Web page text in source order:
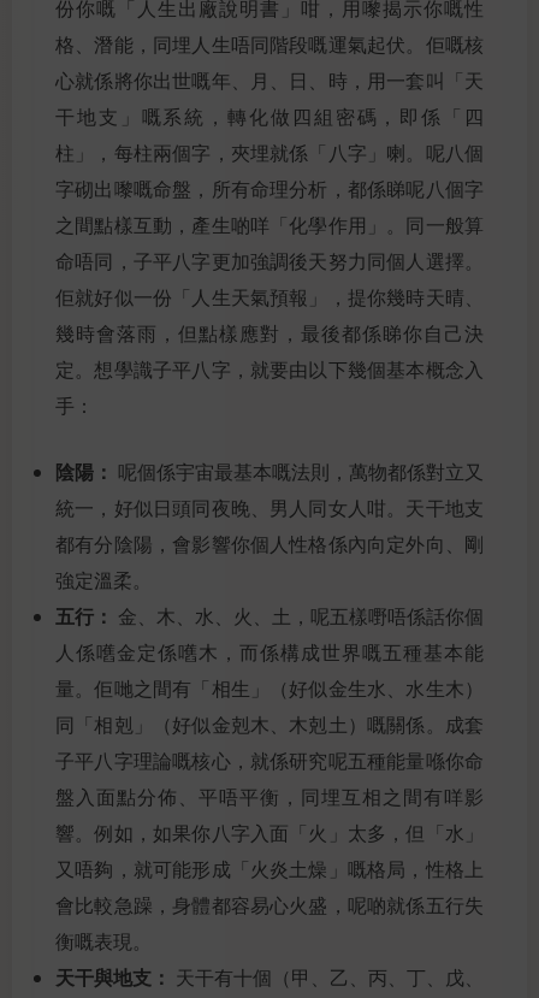
份你嘅「人生出廠說明書」咁，用嚟揭示你嘅性
格、潛能，同埋人生唔同階段嘅運氣起伏。佢嘅核
心就係將你出世嘅年、月、日、時，用一套叫「天
干地支」嘅系統，轉化做四組密碼，即係「四
柱」，每柱兩個字，夾埋就係「八字」喇。呢八個
字砌出嚟嘅命盤，所有命理分析，都係睇呢八個字
之間點樣互動，產生啲咩「化學作用」。同一般算
命唔同，子平八字更加強調後天努力同個人選擇。
佢就好似一份「人生天氣預報」，提你幾時天晴、
幾時會落雨，但點樣應對，最後都係睇你自己決
定。想學識子平八字，就要由以下幾個基本概念入
手：
陰陽： 呢個係宇宙最基本嘅法則，萬物都係對立又
統一，好似日頭同夜晚、男人同女人咁。天干地支
都有分陰陽，會影響你個人性格係內向定外向、剛
強定溫柔。
五行： 金、木、水、火、土，呢五樣嘢唔係話你個
人係嚿金定係嚿木，而係構成世界嘅五種基本能
量。佢哋之間有「相生」（好似金生水、水生木）
同「相剋」（好似金剋木、木剋土）嘅關係。成套
子平八字理論嘅核心，就係研究呢五種能量喺你命
盤入面點分佈、平唔平衡，同埋互相之間有咩影
響。例如，如果你八字入面「火」太多，但「水」
又唔夠，就可能形成「火炎土燥」嘅格局，性格上
會比較急躁，身體都容易心火盛，呢啲就係五行失
衡嘅表現。
天干與地支： 天干有十個（甲、乙、丙、丁、戊、